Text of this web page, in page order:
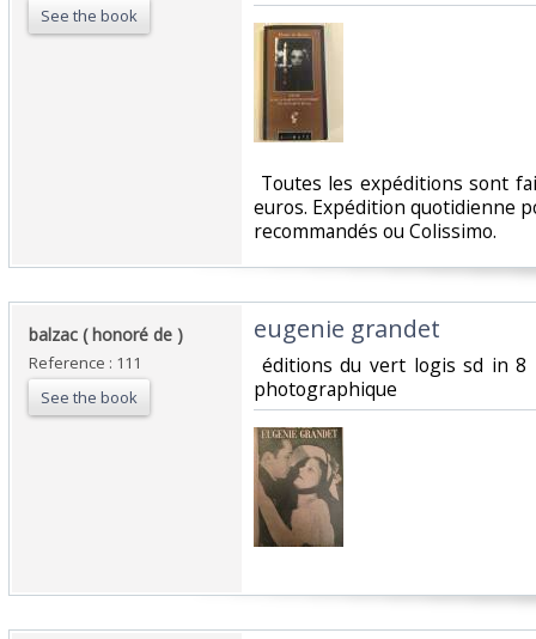
See the book
Toutes les expéditions sont
euros. Expédition quotidienne
recommandés ou Colissimo. ‎
‎balzac ( honoré de ) ‎
Reference : 111
See the book
‎eugenie grandet ‎
éditions du vert logis sd in
photographique‎